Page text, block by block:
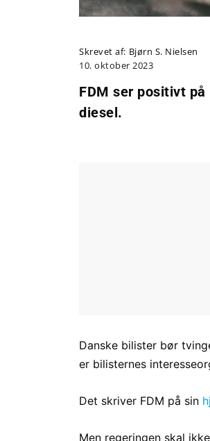
Skrevet af: Bjørn S. Nielsen
10. oktober 2023
FDM ser positivt
diesel.
Danske bilister bør
er bilisternes
Det skriver FDM på sin
Men regeringen skal